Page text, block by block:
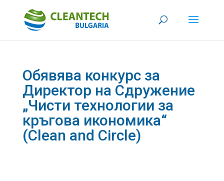
Обявява конкурс за
Директор на Сдружение
„Чисти технологии за
кръгова икономика“
(Clean and Circle)